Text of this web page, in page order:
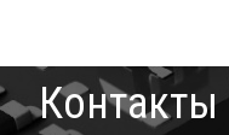
Контакты